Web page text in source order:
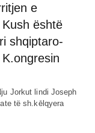
e
është
shqiptaro-
Jorkut lindi Joseph
të sh.kēlqyera